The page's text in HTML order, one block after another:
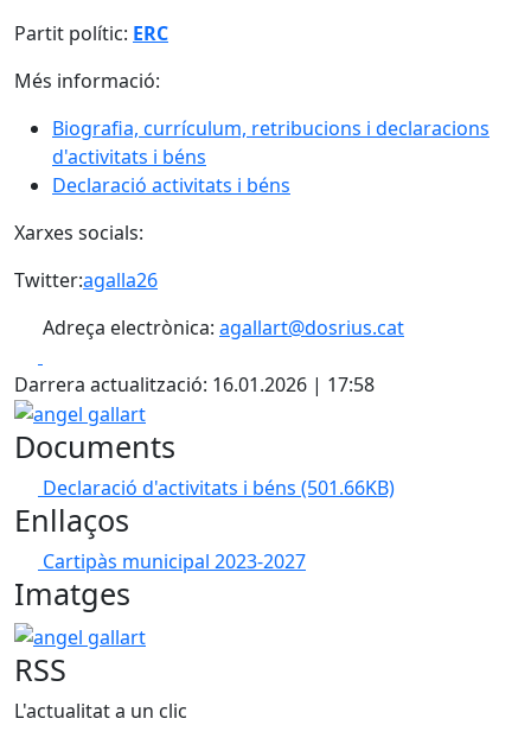
Partit polític: ERC
Més informació:
Biografia, currículum, retribucions i declaracions
d'activitats i béns
Declaració activitats i béns
Xarxes socials:
Twitter:agalla26
Adreça electrònica: agallart@dosrius.cat
Darrera actualització: 16.01.2026 | 17:58
angel gallart
Documents
Declaració d'activitats i béns (501.66KB)
Enllaços
Cartipàs municipal 2023-2027
Imatges
angel gallart
RSS
L'actualitat a un clic